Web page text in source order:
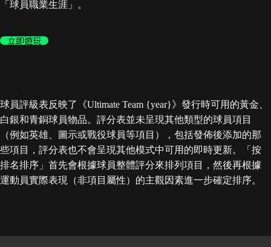
「球員職業生涯」。
立即遊玩
球員評級表反映了《Ultimate Team {year}》發行時可用的黃金、
白銀和青銅球員物品。評分表並未呈現其他類型的球員項目
（例如英雄、圖示或戰役球員等項目），包括發佈後添加的那
些項目，評分表也不會呈現其他模式中可用的即時更新。「按
排名排序」首先會根據球員整體評分來排列項目，然後再根據
運動員實際表現（非項目屬性）的主觀因素進一步確定排序。